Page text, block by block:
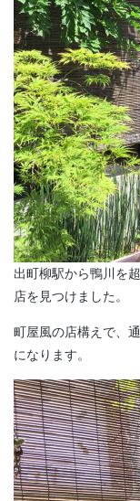
出町柳駅から鴨川を
店を見つけました。
町屋風の店構えで、
になります。